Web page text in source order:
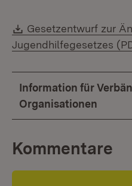
Download:
Gesetzentwurf zur
Jugendhilfegesetzes
Information für
Organisationen
Kommentare